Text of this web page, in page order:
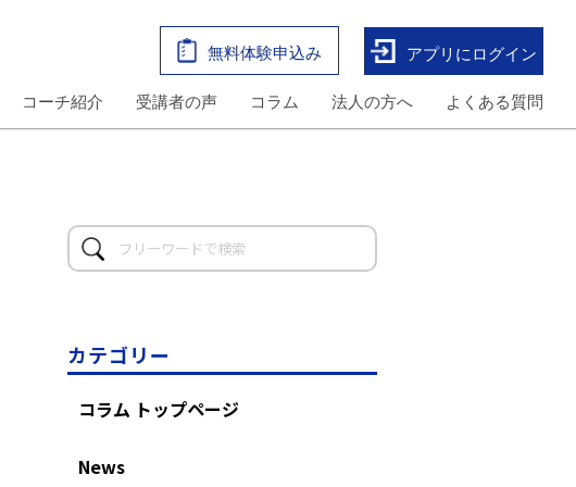
無料体験申込み アプリにログイン
コーチ紹介 受講者の声 コラム 法人の方へ よくある質問
カテゴリー
コラム トップページ
News